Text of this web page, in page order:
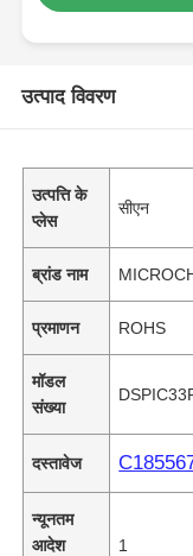
उत्पाद विवरण
उत्पत्ति के
प्लेस
सीएन
ब्रांड नाम
प्रमाणन ROHS
मॉडल
संख्या
दस्तावेज
न्यूनतम
आदेश
1